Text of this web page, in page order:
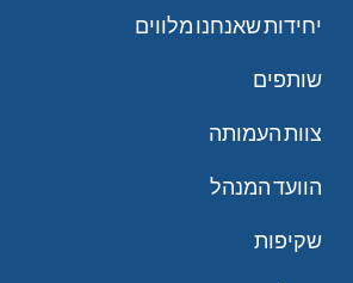
יחידות שאנחנו מלווים
שותפים
צוות העמותה
הוועד המנהל
שקיפות